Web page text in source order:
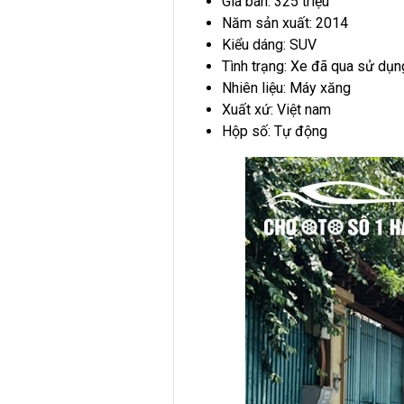
Năm sản xuất: 2014
Kiểu dáng: SUV
Tình trạng: Xe đã qua sử
Nhiên liệu: Máy xăng
Xuất xứ: Việt nam
Hộp số: Tự động